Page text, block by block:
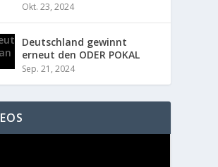
Okt. 23, 2024
Deutschland gewinnt
erneut den ODER POKAL
Sep. 21, 2024